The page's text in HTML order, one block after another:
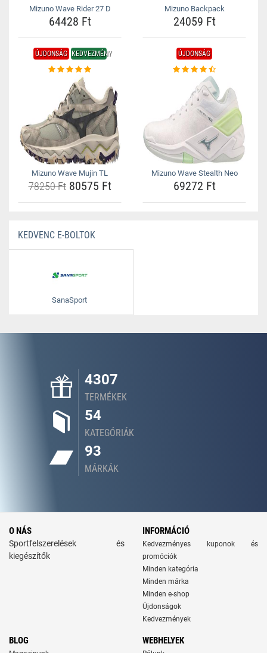
Mizuno Wave Rider 27 D
64428 Ft
Mizuno Backpack
24059 Ft
ÚJDONSÁG KEDVEZMÉNY
Mizuno Wave Mujin TL
78250 Ft80575 Ft
ÚJDONSÁG
Mizuno Wave Stealth Neo
69272 Ft
KEDVENC E-BOLTOK
SanaSport
4307
TERMÉKEK
54
KATEGÓRIÁK
93
MÁRKÁK
O NÁS
Sportfelszerelések és
kiegészítők
INFORMÁCIÓ
Kedvezményes kuponok és
promóciók
Minden kategória
Minden márka
Minden e-shop
Újdonságok
Kedvezmények
BLOG WEBHELYEK